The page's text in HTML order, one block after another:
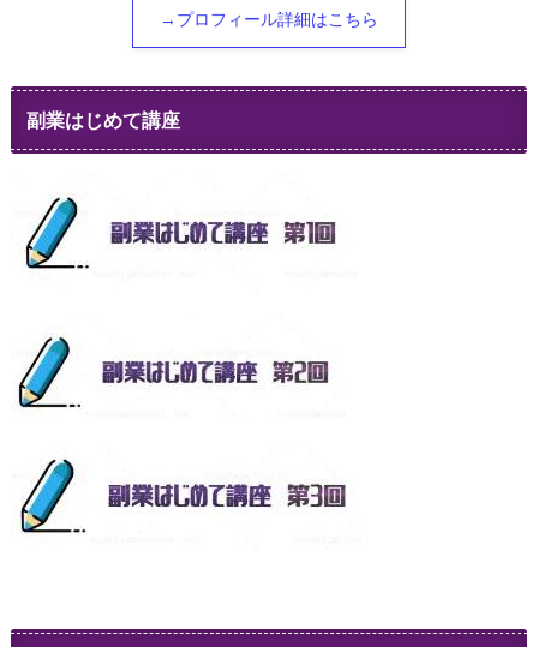
→プロフィール詳細はこちら
副業はじめて講座